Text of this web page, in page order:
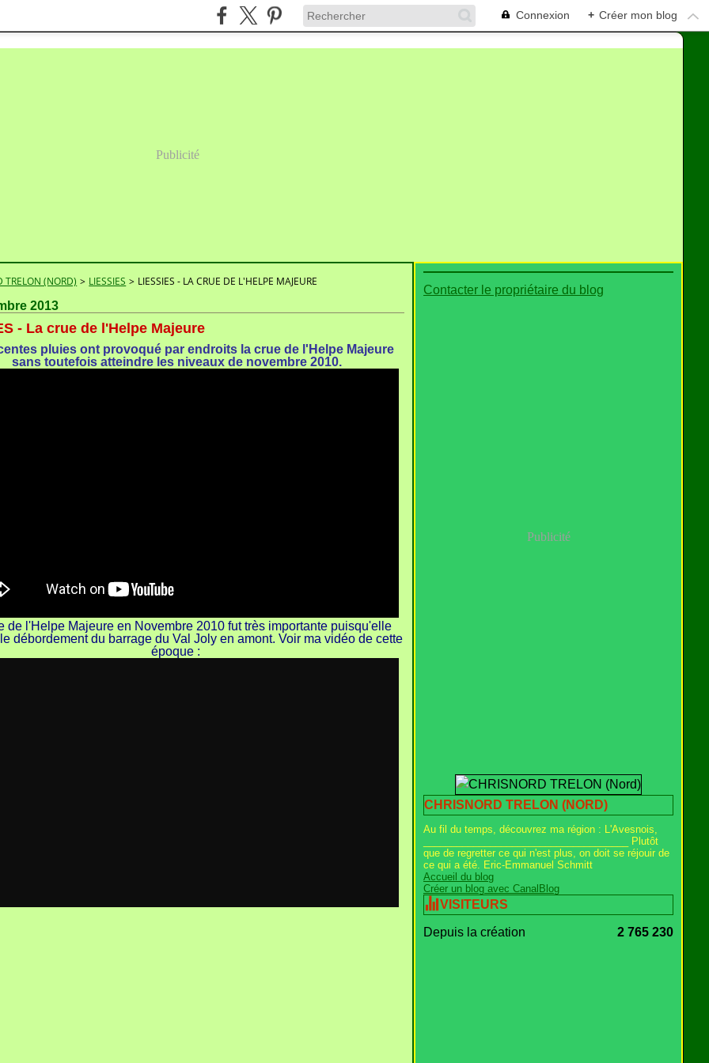
Connexion + Créer mon blog
Publicité
TRELON (NORD) > LIESSIES > LIESSIES - LA CRUE DE L'HELPE MAJEURE
2013
- La crue de l'Helpe Majeure
pluies ont provoqué par endroits la crue de l'Helpe Majeure
sans toutefois atteindre les niveaux de novembre 2010.
de l'Helpe Majeure en Novembre 2010 fut très importante puisqu'elle
débordement du barrage du Val Joly en amont. Voir ma vidéo de cette
époque :
Contacter le propriétaire du blog
Publicité
CHRISNORD TRELON (NORD)
Au fil du temps, découvrez ma région : L'Avesnois,
_____________________________________ Plutôt
que de regretter ce qui n'est plus, on doit se réjouir de
ce qui a été. Eric-Emmanuel Schmitt
Accueil du blog
Créer un blog avec CanalBlog
VISITEURS
Depuis la création 2 765 230